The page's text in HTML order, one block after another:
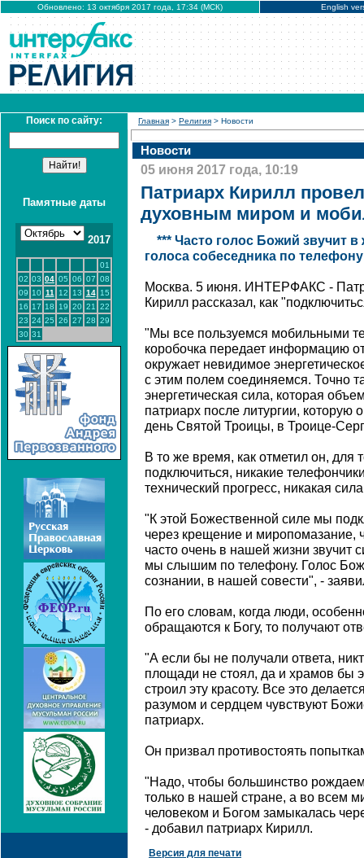
Обновлено: 13 октября 2017 года, 17:34 (МСК) English
Поиск по сайту:
Памятные даты
2017
01
02 03 04 05 06 07 08
09 10 11 12 13 14 15
16 17 18 19 20 21
22
23 24 25 26 27 28 29
30 31
Главная > Религия > Новости
Новости
05 июня 2017 года, 10:19
Патриарх Кирилл
духовным миром и
*** Часто голос Божий звучит
голоса собеседника по телефону
Москва. 5 июня. ИНТЕРФАКС -
Кирилл рассказал, как
"Мы все пользуемся мобильными
коробочка передает информацию
окружает невидимое
с этим полем соединяемся. Точно
энергетическая сила, которая
патриарх после литургии, которую
день Святой Троицы, в Троице-
В то же время, как отметил он, для
подключиться, никакие
технический прогресс, никакая
"К этой Божественной силе мы
через крещение и миропомазание,
часто очень в нашей жизни звучит
мы слышим по телефону. Голос
сознании, в нашей совести", -
По его словам, когда люди,
обращаются к Богу, то получают
"А если бы не получали ответа,
площади не стоял, да и храмов бы
строил эту красоту. Все это
разумом и сердцем чувствуют
патриарх.
Он призвал противостоять
"Надо, чтобы большинство
только в нашей стране, а во всем
человеком и Богом замыкалась
- добавил патриарх Кирилл.
Версия для печати